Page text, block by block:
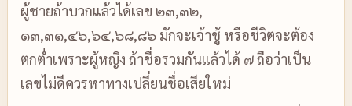
ผู้ชายถ้าบวกแล้วได้เลข ๒๓,๓๒,
๑๓,๓๑,๔๖,๖๔,๖๘,๘๖ มักจะเจ้าชู้ หรือชีวิตจะต้อง
ตกต่ำเพราะผู้หญิง ถ้าชื่อรวมกันแล้วได้ ๗ ถือว่าเป็น
เลขไม่ดีควรหาทางเปลี่ยนชื่อเสียใหม่